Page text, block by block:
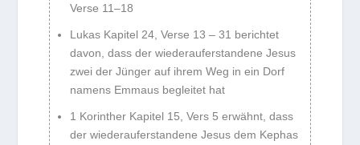
Verse 11–18
Lukas Kapitel 24, Verse 13 – 31 berichtet
davon, dass der wiederauferstandene Jesus
zwei der Jünger auf ihrem Weg in ein Dorf
namens Emmaus begleitet hat
1 Korinther Kapitel 15, Vers 5 erwähnt, dass
der wiederauferstandene Jesus dem Kephas